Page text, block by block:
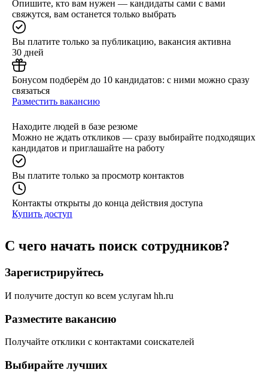
Опишите, кто вам нужен — кандидаты сами с вами
свяжутся, вам останется только выбрать
Вы платите только за публикацию, вакансия активна
30 дней
Бонусом подберём до 10 кандидатов: с ними можно сразу
связаться
Разместить вакансию
Находите людей в базе резюме
Можно не ждать откликов — сразу выбирайте подходящих
кандидатов и приглашайте на работу
Вы платите только за просмотр контактов
Контакты открыты до конца действия доступа
Купить доступ
С чего начать поиск сотрудников?
Зарегистрируйтесь
И получите доступ ко всем услугам hh.ru
Разместите вакансию
Получайте отклики с контактами соискателей
Выбирайте лучших